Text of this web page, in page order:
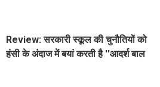
Review: सरकारी स्कूल की चुनौतियों को
हंसी के अंदाज में बयां करती है ''आदर्श बाल